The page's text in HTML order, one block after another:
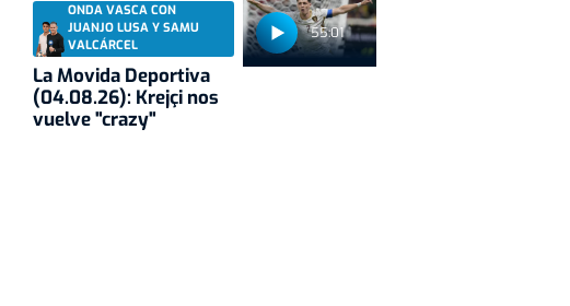
55:01
ONDA VASCA CON
JUANJO LUSA Y SAMU
VALCÁRCEL
La Movida Deportiva
(04.08.26): Krejçi nos
vuelve "crazy"